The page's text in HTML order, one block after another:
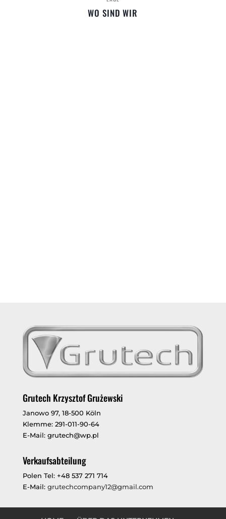
WO SIND WIR
Grutech Krzysztof Grużewski
Janowo 97, 18-500 Köln
Klemme: 291-011-90-64
E-Mail: grutech@wp.pl
Verkaufsabteilung
Polen Tel: +48 537 271 714
E-Mail: grutechcompany12@gmail.com